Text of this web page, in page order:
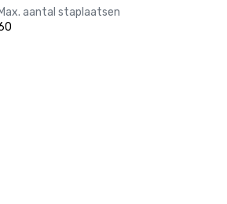
Max. aantal staplaatsen